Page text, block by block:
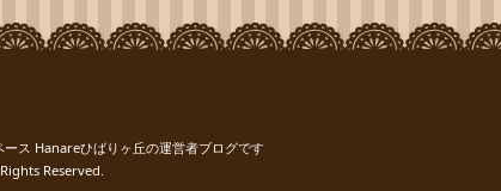
ス Hanareひばりヶ丘の運営者ブログです
Reserved.